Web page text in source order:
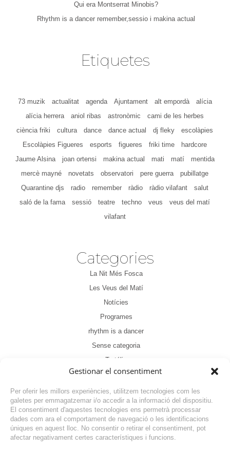
Gestionar el consentiment
Per oferir les millors experiències, utilitzem tecnologies com les
galetes per emmagatzemar i/o accedir a la informació del dispositiu.
El consentiment d'aquestes tecnologies ens permetrà processar
dades com ara el comportament de navegació o les identificacions
úniques en aquest lloc. No consentir o retirar el consentiment, pot
afectar negativament certes característiques i funcions.
Qui era Montserrat Minobis?
Rhythm is a dancer remember,sessio i makina actual
Etiquetes
73 muzik actualitat agenda Ajuntament alt empordà
alícia
alícia herrera
aniol ribas astronòmic
cami de les herbes
ciència friki
cultura dance dance actual dj fleky
escolàpies
Escolàpies Figueres
esports figueres friki time
hardcore
Jaume Alsina
joan ortensi makina actual mati matí
mentida
mercè mayné
novetats observatori pere guerra
pubillatge
Quarantine djs
radio remember ràdio ràdio vilafant
salut
saló de la fama
sessió teatre techno veus
veus del matí
vilafant
Categories
La Nit Més Fosca
Les Veus del Matí
Notícies
Programes
rhythm is a dancer
Sense categoria
Tertúlia
NOTÍCIA ANTERIOR
NOTÍCIA SEGÜENT